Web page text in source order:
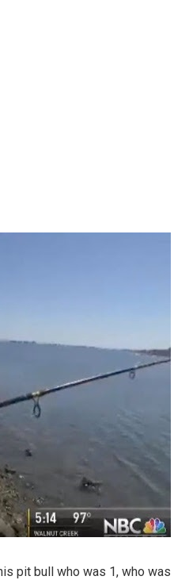
pit bull who was 1, who was